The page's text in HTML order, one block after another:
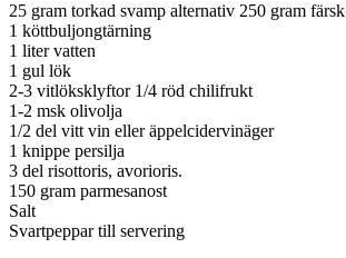
25 gram torkad svamp alternativ 250 gram färsk
1 köttbuljongtärning
1 liter vatten
1 gul lök
2-3 vitlöksklyftor 1/4 röd chilifrukt
1-2 msk olivolja
1/2 del vitt vin eller äppelcidervinäger
1 knippe persilja
3 del risottoris, avorioris.
150 gram parmesanost
Salt
Svartpeppar till servering